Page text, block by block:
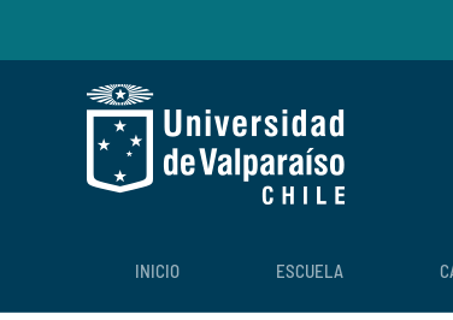
Skip to main content
INICIO ESCUELA